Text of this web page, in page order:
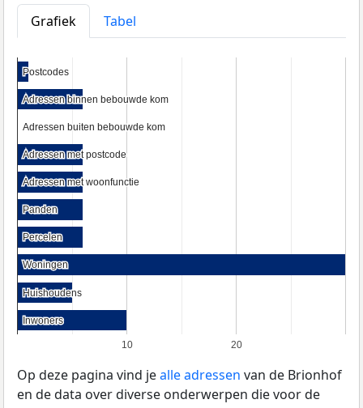
Grafiek
Tabel
10 20
Postcodes
Postcodes
Adressen binnen bebouwde kom
Adressen binnen bebouwde kom
Adressen buiten bebouwde kom
Adressen buiten bebouwde kom
Adressen met postcode
Adressen met postcode
Adressen met woonfunctie
Adressen met woonfunctie
Panden
Panden
Percelen
Percelen
Woningen
Woningen
Huishoudens
Huishoudens
Inwoners
Inwoners
Op deze pagina vind jealle adressen van de Brionhof
en de data over diverse onderwerpen die voor de